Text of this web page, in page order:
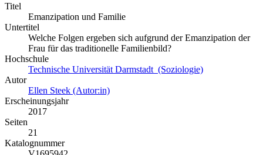
Titel
Emanzipation und Familie
Untertitel
Welche Folgen ergeben sich aufgrund der Emanzipation der
Frau für das traditionelle Familienbild?
Hochschule
Technische Universität Darmstadt (Soziologie)
Autor
Ellen Steek (Autor:in)
Erscheinungsjahr
2017
Seiten
21
Katalognummer